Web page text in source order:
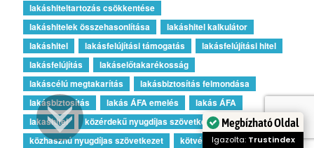
lakáshiteltartozás csökkentése
lakáshitelek összehasonlítása
lakáshitel kalkulátor
lakáshitel
lakásfelújítási támogatás
lakásfelújítási hitel
lakásfelújítás
lakáselőtakarékosság
lakáscélú megtakarítás
lakásbiztosítás felmondása
lakásbiztosítás
lakás ÁFA emelés
lakás ÁFA
lakashitel
közérdekű nyugdíjas szövetkezet
közhasznú nyugdíjas szövetkezet
kötvény
Megbízható Oldal
Igazolta: Trustindex